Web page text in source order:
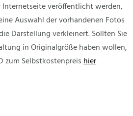
Internetseite veröffentlicht werden,
Auswahl der vorhandenen Fotos
Darstellung verkleinert. Sollten Sie
in Originalgröße haben wollen,
zum Selbstkostenpreishier